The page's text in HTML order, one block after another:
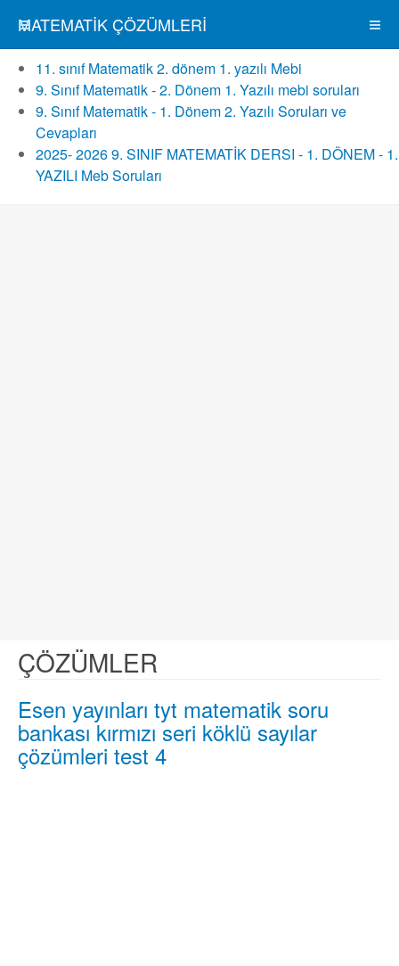
MATEMATIK ÇÖZÜMLERI
11. sınıf Matematik 2. dönem 1. yazılı Mebi
9. Sınıf Matematik - 2. Dönem 1. Yazılı mebi soruları
9. Sınıf Matematik - 1. Dönem 2. Yazılı Soruları ve
Cevapları
2025- 2026 9. SINIF MATEMATİK DERSI - 1. DÖNEM - 1.
YAZILI Meb Soruları
ÇÖZÜMLER
Esen yayınları tyt matematik soru
bankası kırmızı seri köklü sayılar
çözümleri test 4